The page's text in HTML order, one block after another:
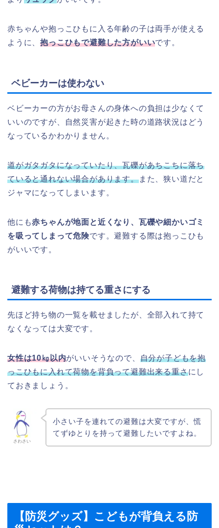
赤ちゃんや抱っこひもに入る年齢の子は両手が使える
ように、抱っこひもで避難した方がいいです。
ベビーカーは使わない
ベビーカーの方がお母さんの身体への負担は少なくて
いいのですが、自然災害が起きた時の道路状況はどう
なっているかわかりません。
道がガタガタになっていたり、瓦礫があちこちに落ち
ていると通れない場合があります。また、狭い道だと
ジャマになってしまいます。
他にも赤ちゃんが地面と近くなり、瓦礫や細かいゴミ
を吸ってしまって危険です。避難する際は抱っこひも
がいいです。
避難する荷物は持てる重さにする
先ほど持ち物の一覧を載せましたが、全部入れて持て
なくなっては大変です。
女性は10㎏以内がいいそうなので、 自分が子どもを抱
っこひもに入れて荷物を背負って避難出来る重さにし
ておきましょう。
さわさい
小さい子を連れての避難は大変ですが、慌
てずゆとりを持って避難したいですよね。
【防災グッズ】こどもが背負える防